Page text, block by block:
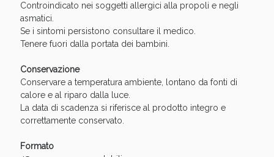
Controindicato nei soggetti allergici alla propoli e negli
asmatici.
Se i sintomi persistono consultare il medico.
Tenere fuori dalla portata dei bambini.
Conservazione
Conservare a temperatura ambiente, lontano da fonti di
calore e al riparo dalla luce.
La data di scadenza si riferisce al prodotto integro e
correttamente conservato.
Formato
Benessere Intestinale: Sconto fino al 55% valido
oggi!